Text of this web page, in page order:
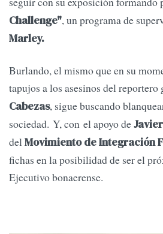
Challenge", un programa de
Marley.
Burlando, el mismo que en su
tapujos a los asesinos del reportero
Cabezas, sigue buscando
sociedad. Y, con el apoyo de
delMovimiento de Integración
fichas en la posibilidad de ser el
Ejecutivo bonaerense.